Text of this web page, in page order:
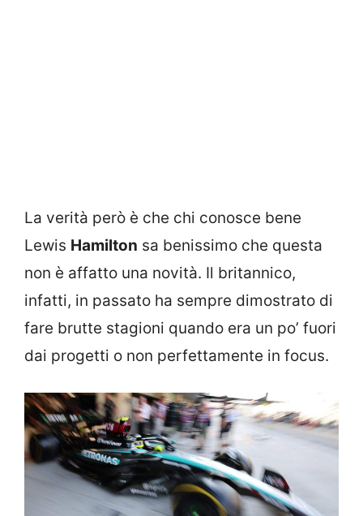
La verità però è che chi conosce bene
Lewis Hamilton sa benissimo che questa
non è affatto una novità. Il britannico,
infatti, in passato ha sempre dimostrato di
fare brutte stagioni quando era un po’ fuori
dai progetti o non perfettamente in focus.